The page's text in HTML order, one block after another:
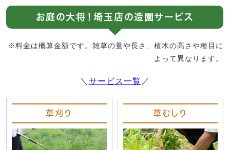
お庭の大将！埼玉店の造園サービス
※料金は概算金額です。雑草の量や長さ、植木の高さや種目に
よって異なります。
＼ サービス一覧 ／
草刈り 草むしり